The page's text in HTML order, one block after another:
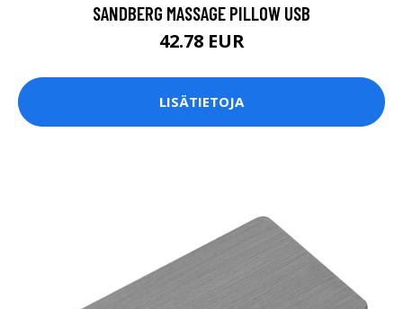
SANDBERG MASSAGE PILLOW USB
42.78 EUR
LISÄTIETOJA